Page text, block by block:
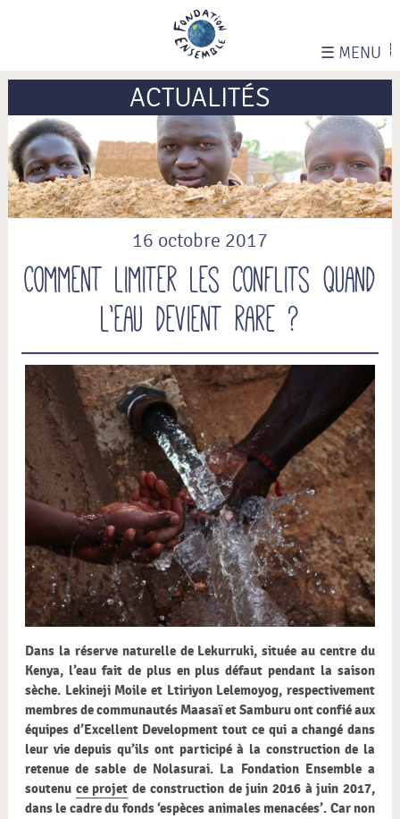
☰ MENU
ACTUALITÉS
16 octobre 2017
Comment limiter les conflits quand
l’eau devient rare ?
Dans la réserve naturelle de Lekurruki, située au centre du
Kenya, l’eau fait de plus en plus défaut pendant la saison
sèche. Lekineji Moile et Ltiriyon Lelemoyog, respectivement
membres de communautés Maasaï et Samburu ont confié aux
équipes d’Excellent Development tout ce qui a changé dans
leur vie depuis qu’ils ont participé à la construction de la
retenue de sable de Nolasurai. La Fondation Ensemble a
soutenu ce projet de construction de juin 2016 à juin 2017,
dans le cadre du fonds ‘espèces animales menacées’. Car non